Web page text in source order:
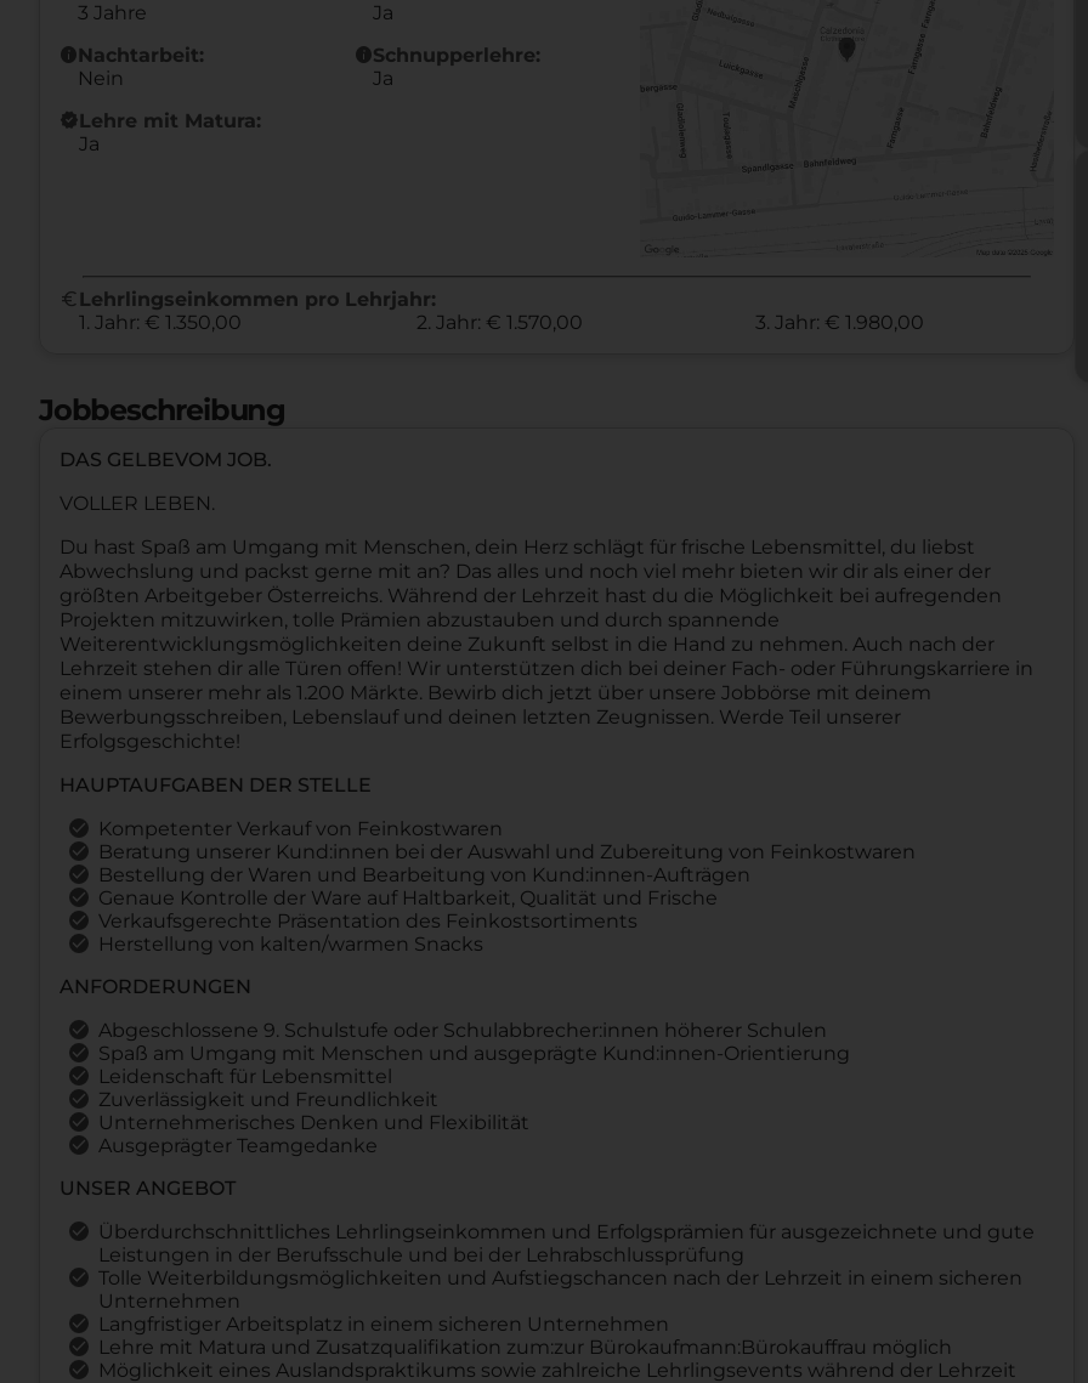
3 Jahre
Ja
infoNachtarbeit:
Nein
infoSchnupperlehre:
Ja
new_releasesLehre mit Matura:
Ja
euro Lehrlingseinkommen pro Lehrjahr:
1. Jahr: € 1.350,00
2. Jahr: € 1.570,00 3. Jahr: € 1.980,00
Jobbeschreibung
DAS GELBEVOM JOB.
VOLLER LEBEN.
Du hast Spaß am Umgang mit Menschen, dein Herz schlägt für frische Lebensmittel, du liebst
Abwechslung und packst gerne mit an? Das alles und noch viel mehr bieten wir dir als einer der
größten Arbeitgeber Österreichs. Während der Lehrzeit hast du die Möglichkeit bei aufregenden
Projekten mitzuwirken, tolle Prämien abzustauben und durch spannende
Weiterentwicklungsmöglichkeiten deine Zukunft selbst in die Hand zu nehmen. Auch nach der
Lehrzeit stehen dir alle Türen offen! Wir unterstützen dich bei deiner Fach- oder Führungskarriere in
einem unserer mehr als 1.200 Märkte. Bewirb dich jetzt über unsere Jobbörse mit deinem
Bewerbungsschreiben, Lebenslauf und deinen letzten Zeugnissen. Werde Teil unserer
Erfolgsgeschichte!
HAUPTAUFGABEN DER STELLE
Kompetenter Verkauf von Feinkostwaren
Beratung unserer Kund:innen bei der Auswahl und Zubereitung von Feinkostwaren
Bestellung der Waren und Bearbeitung von Kund:innen-Aufträgen
Genaue Kontrolle der Ware auf Haltbarkeit, Qualität und Frische
Verkaufsgerechte Präsentation des Feinkostsortiments
Herstellung von kalten/warmen Snacks
ANFORDERUNGEN
Abgeschlossene 9. Schulstufe oder Schulabbrecher:innen höherer Schulen
Spaß am Umgang mit Menschen und ausgeprägte Kund:innen-Orientierung
Leidenschaft für Lebensmittel
Zuverlässigkeit und Freundlichkeit
Unternehmerisches Denken und Flexibilität
Ausgeprägter Teamgedanke
UNSER ANGEBOT
Überdurchschnittliches Lehrlingseinkommen und Erfolgsprämien für ausgezeichnete und gute
Leistungen in der Berufsschule und bei der Lehrabschlussprüfung
Tolle Weiterbildungsmöglichkeiten und Aufstiegschancen nach der Lehrzeit in einem sicheren
Unternehmen
Langfristiger Arbeitsplatz in einem sicheren Unternehmen
Lehre mit Matura und Zusatzqualifikation zum:zur Bürokaufmann:Bürokauffrau möglich
Möglichkeit eines Auslandspraktikums sowie zahlreiche Lehrlingsevents während der Lehrzeit